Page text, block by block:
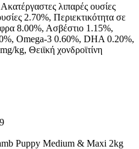
λιπαρές ουσίες
2.70%, Περιεκτικότητα σε
8.00%, Ασβέστιο 1.15%,
Omega-3 0.60%, DHA 0.20%,
kg, Θειϊκή χονδροϊτίνη
Puppy Medium & Maxi 2kg